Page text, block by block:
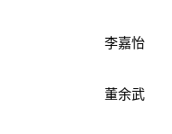
李嘉怡
董余武